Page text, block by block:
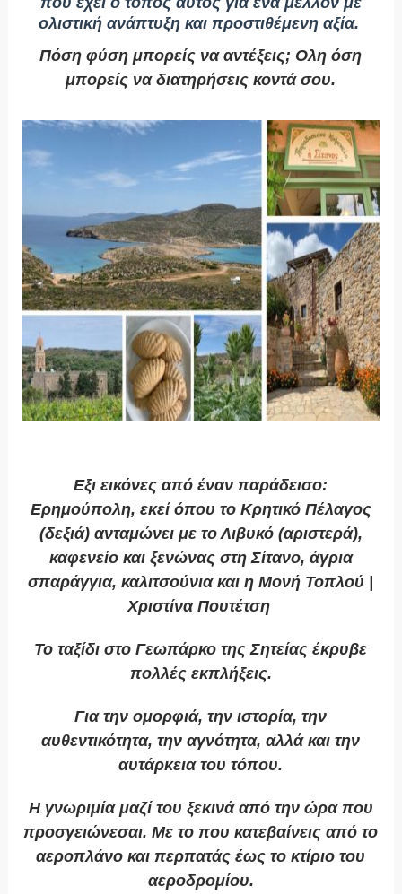
ολιστική ανάπτυξη και προστιθέμενη αξία.
Πόση φύση μπορείς να αντέξεις; Ολη όση
μπορείς να διατηρήσεις κοντά σου.
Εξι εικόνες από έναν παράδεισο:
Ερημούπολη, εκεί όπου το Κρητικό Πέλαγος
(δεξιά) ανταμώνει με το Λιβυκό (αριστερά),
καφενείο και ξενώνας στη Σίτανο, άγρια
σπαράγγια, καλιτσούνια και η Μονή Τοπλού |
Χριστίνα Πουτέτση
Το ταξίδι στο Γεωπάρκο της Σητείας έκρυβε
πολλές εκπλήξεις.
Για την ομορφιά, την ιστορία, την
αυθεντικότητα, την αγνότητα, αλλά και την
αυτάρκεια του τόπου.
Η γνωριμία μαζί του ξεκινά από την ώρα που
προσγειώνεσαι. Με το που κατεβαίνεις από το
αεροπλάνο και περπατάς έως το κτίριο του
αεροδρομίου.